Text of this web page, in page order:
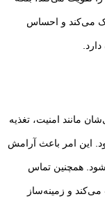
می‌کند و احساس
مانند امنیت، تغذیه
این امر باعث آرامش
همچنین تماس
و زمینه‌ساز